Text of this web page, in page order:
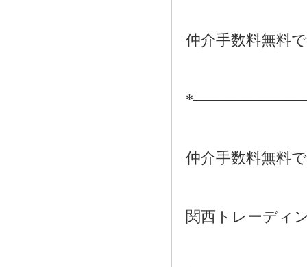
仲介手数料無料
仲介手数料無料
関西トレーディ